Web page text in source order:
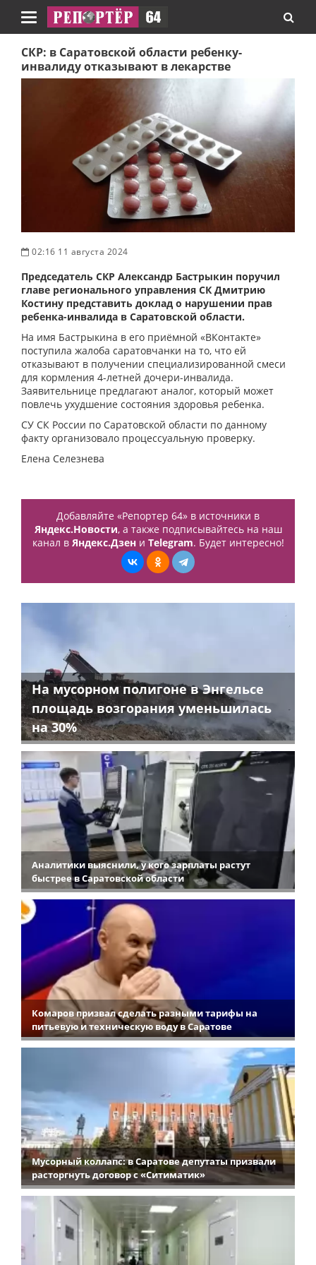
Навигация
СКР: в Саратовской области ребенку-
инвалиду отказывают в лекарстве
02:16 11 августа 2024
Председатель СКР Александр Бастрыкин поручил
главе регионального управления СК Дмитрию
Костину представить доклад о нарушении прав
ребенка-инвалида в Саратовской области.
На имя Бастрыкина в его приёмной «ВКонтакте»
поступила жалоба саратовчанки на то, что ей
отказывают в получении специализированной смеси
для кормления 4-летней дочери-инвалида.
Заявительнице предлагают аналог, который может
повлечь ухудшение состояния здоровья ребенка.
СУ СК России по Саратовской области по данному
факту организовало процессуальную проверку.
Елена Селезнева
Добавляйте «Репортер 64» в источники в
Яндекс.Новости, а также подписывайтесь на наш
канал в Яндекс.Дзени Telegram. Будет интересно!
На мусорном полигоне в Энгельсе
площадь возгорания уменьшилась
на 30%
Аналитики выяснили, у кого зарплаты растут
быстрее в Саратовской области
Комаров призвал сделать разными тарифы на
питьевую и техническую воду в Саратове
Мусорный коллапс: в Саратове депутаты призвали
расторгнуть договор с «Ситиматик»